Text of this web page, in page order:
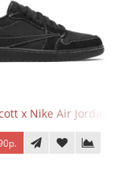
x Nike Air Jordan